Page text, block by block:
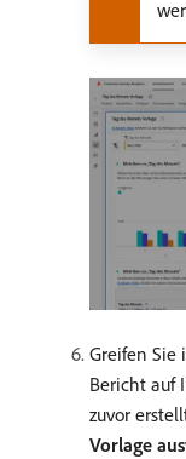
Greifen Sie
Bericht auf
zuvor
Vorlage